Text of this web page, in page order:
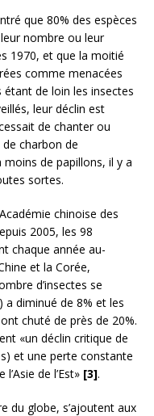
que 80% des espèces
nombre ou leur
1970, et que la moitié
comme menacées
étant de loin les insectes
leur déclin est
de chanter ou
charbon de
moins de papillons, il y a
sortes.
chinoise des
2005, les 98
chaque année au-
et la Corée,
d’insectes se
diminué de 8% et les
chuté de près de 20%.
«un déclin critique de
et une perte constante
de l’Est» [3].
du globe, s’ajoutent aux